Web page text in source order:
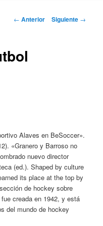
Navegación
← Anterior Siguiente →
Alaves en BeSoccer».
«Granero y Barroso no
nuevo director
(ed.). Shaped by culture
its place at the top by
de hockey sobre
creada en 1942, y está
del mundo de hockey